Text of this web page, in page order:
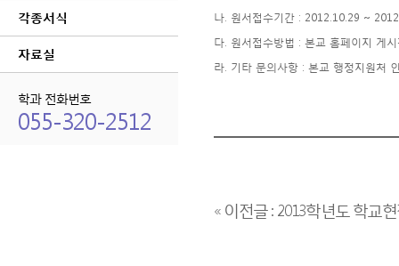
각종서식
자료실
학과 전화번호
055-320-2512
나. 원서접수기간 : 2012.10.29 ~
다. 원서접수방법 : 본교 홈페이지 게
라. 기타 문의사항 : 본교 행정지원처
« 이전글 : 2013학년도 학교